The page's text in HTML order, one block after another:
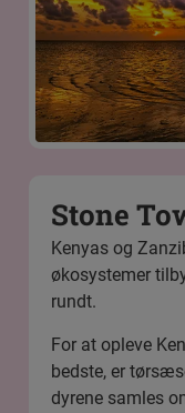
Stone
Kenyas og
økosystemer
rundt.
For at opleve
bedste, er
dyrene samles